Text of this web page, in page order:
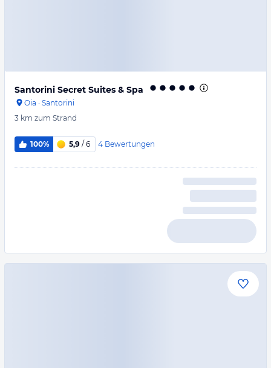
Santorini Secret Suites & Spa
Oia · Santorini
3 km zum Strand
100% 5,9 / 6 4 Bewertungen